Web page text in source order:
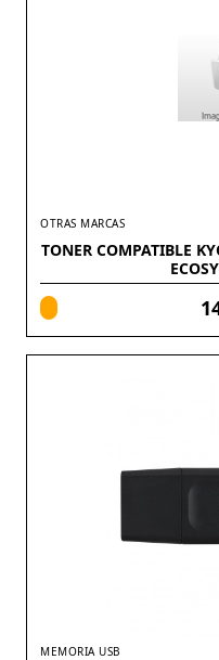
OTRAS MARCAS
TONER COMPATIBLE
MEMORIA USB